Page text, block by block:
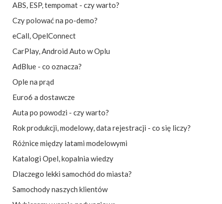
ABS, ESP, tempomat - czy warto?
Czy polować na po-demo?
eCall,OpelConnect
CarPlay, Android Auto w Oplu
AdBlue - co oznacza?
Ople na prąd
Euro6 a dostawcze
Auta po powodzi - czy warto?
Rok produkcji, modelowy, data rejestracji - co się liczy?
Różnice między latami modelowymi
Katalogi Opel, kopalnia wiedzy
Dlaczego lekki samochód do miasta?
Samochody naszych klientów